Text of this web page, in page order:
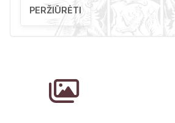
PERŽIŪRĖTI